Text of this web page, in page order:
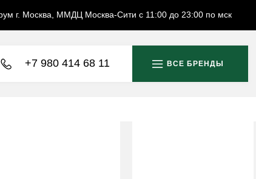
г. Москва, ММДЦ Москва-Сити с 11:00 до 23:00 по мск
+7 980 414 68 11 ВСЕ БРЕНДЫ